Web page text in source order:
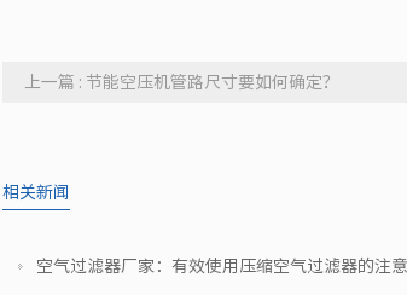
上一篇 : 节能空压机管路尺寸要如何确定？
相关新闻
空气过滤器厂家：有效使用压缩空气过滤器的注